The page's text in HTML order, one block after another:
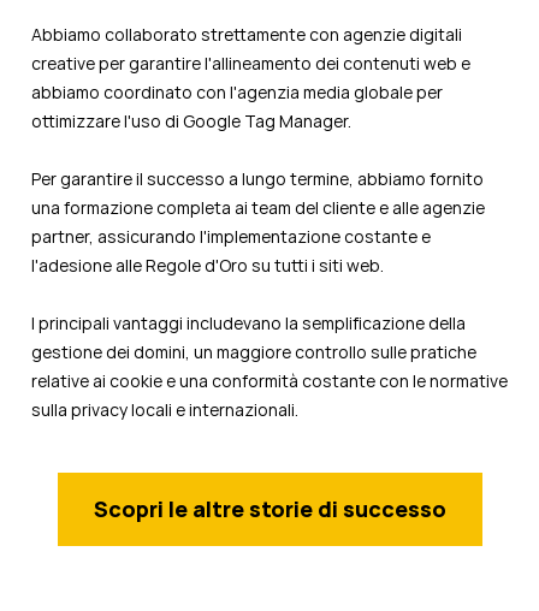
Abbiamo collaborato strettamente con agenzie digitali
creative per garantire l'allineamento dei contenuti web e
abbiamo coordinato con l'agenzia media globale per
ottimizzare l'uso di Google Tag Manager.
Per garantire il successo a lungo termine, abbiamo fornito
una formazione completa ai team del cliente e alle agenzie
partner, assicurando l'implementazione costante e
l'adesione alle Regole d'Oro su tutti i siti web.
I principali vantaggi includevano la semplificazione della
gestione dei domini, un maggiore controllo sulle pratiche
relative ai cookie e una conformità costante con le normative
sulla privacy locali e internazionali.
Scopri le altre storie di successo